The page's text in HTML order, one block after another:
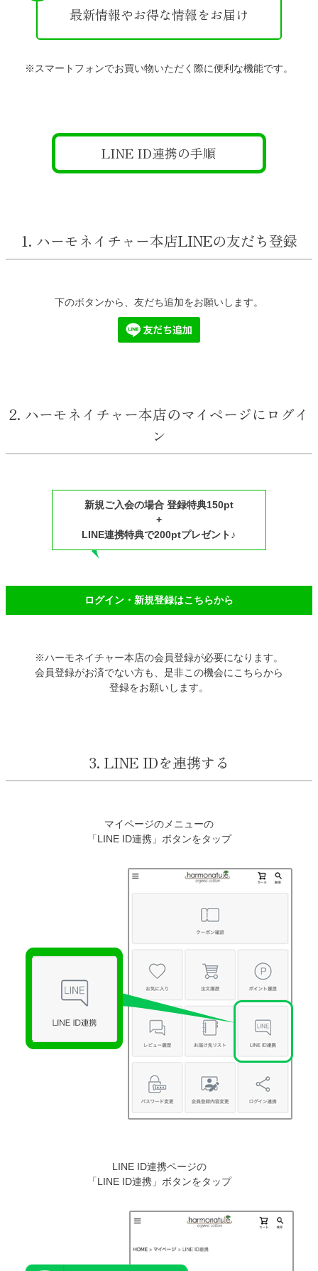
最新情報やお得な情報をお届け
※スマートフォンでお買い物いただく際に便利な機能です。
LINE ID連携の手順
1. ハーモネイチャー本店LINEの友だち登録
下のボタンから、友だち追加をお願いします。
2. ハーモネイチャー本店のマイページにログイ
ン
新規ご入会の場合 登録特典150pt
+
LINE連携特典で200ptプレゼント♪
ログイン・新規登録はこちらから
※ハーモネイチャー本店の会員登録が必要になります。
会員登録がお済でない方も、是非この機会にこちらから
登録をお願いします。
3. LINE IDを連携する
マイページのメニューの
「LINE ID連携」ボタンをタップ
LINE ID連携ページの
「LINE ID連携」ボタンをタップ